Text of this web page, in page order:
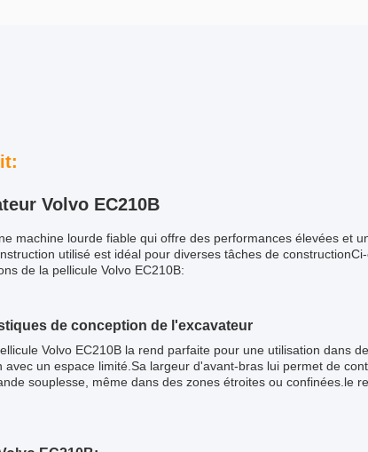
Volvo EC210B
machine lourde fiable qui offre des performances élevées et
utilisé est idéal pour diverses tâches de
de la pellicule Volvo EC210B:
de conception de l'excavateur
Volvo EC210B la rend parfaite pour une utilisation dans
un espace limité.Sa largeur d'avant-bras lui permet de
souplesse, même dans des zones étroites ou confinées.le